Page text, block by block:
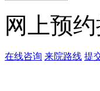
网上预
在线咨询 来院路线 提